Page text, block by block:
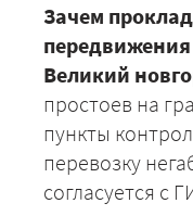
Зачем
Великий
простоев на
пункты
перевозку
согласуется с